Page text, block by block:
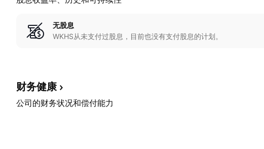
无股息
WKHS从未支付过股息，目前也没有支付股息的计划。
财务健康
公司的财务状况和偿付能力